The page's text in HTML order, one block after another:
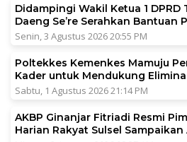
Didampingi Wakil Ketua 1 DPRD
Daeng Se’re Serahkan Bantuan
Senin, 3 Agustus 2026 20:55 PM
Poltekkes Kemenkes Mamuju
Kader untuk Mendukung
Sabtu, 1 Agustus 2026 21:14 PM
AKBP Ginanjar Fitriadi Resmi
Harian Rakyat Sulsel Sampaikan